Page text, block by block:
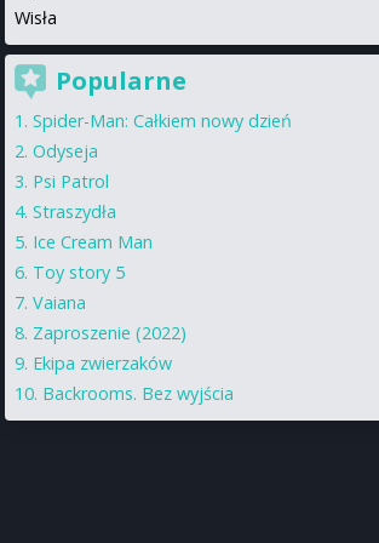
Wisła
Popularne
Spider-Man: Całkiem nowy dzień
Odyseja
Psi Patrol
Straszydła
Ice Cream Man
Toy story 5
Vaiana
Zaproszenie (2022)
Ekipa zwierzaków
Backrooms. Bez wyjścia